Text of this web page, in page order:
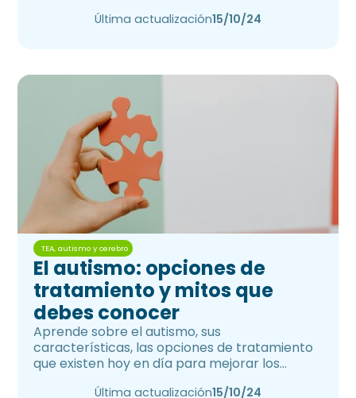
Última actualización15/10/24
TEA, autismo y cerebro
El autismo: opciones de
tratamiento y mitos que
debes conocer
Aprende sobre el autismo, sus
características, las opciones de tratamiento
que existen hoy en día para mejorar los
Última actualización15/10/24